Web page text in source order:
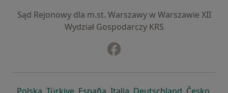
Sąd Rejonowy dla m.st. Warszawy w Warszawie XII
Wydział Gospodarczy KRS
otwiera się w nowej karcie
otwiera się w nowej karcie
otwiera się w nowej karcie
otwiera się w nowej
otwiera się